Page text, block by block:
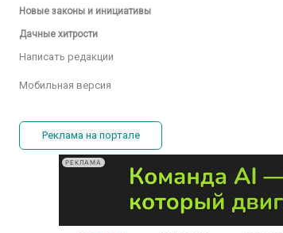
Новые законы и инициативы
Дачные хитрости
Написать редакции
Мобильная версия
Реклама на портале
РЕКЛАМА